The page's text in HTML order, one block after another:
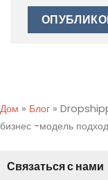
Дом » Блог »
бизнес -модель
Связаться с нами